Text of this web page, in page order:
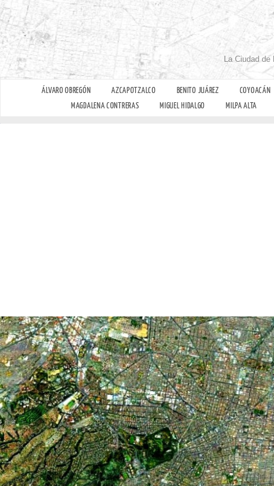
La Ciudad
ÁLVARO OBREGÓN AZCAPOTZALCO BENITO JUÁREZ
COYOACÁN
MAGDALENA CONTRERAS
MIGUEL HIDALGO MILPA ALTA